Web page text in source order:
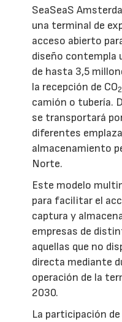
SeaSeaS
una terminal de
acceso abierto
diseño contempla
de hasta 3,5
la recepción de CO2
camión o tubería.
se transportará
diferentes
almacenamiento
Norte.
Este modelo
para facilitar el
captura y
empresas de
aquellas que no
directa mediante
operación de la
2030.
La participación